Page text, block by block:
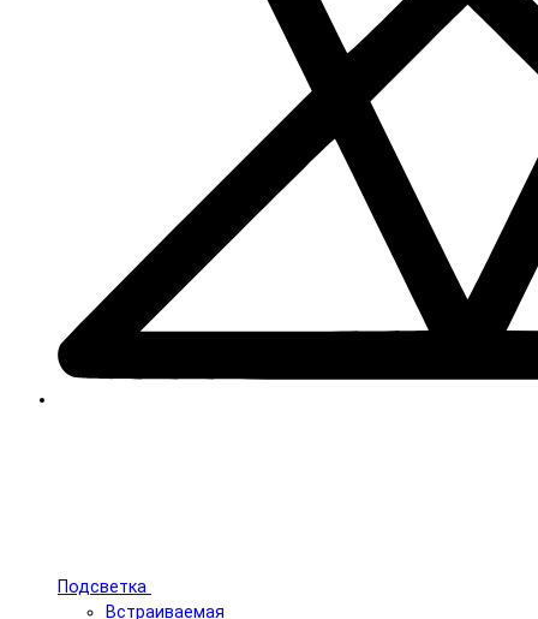
Подсветка
Встраиваемая